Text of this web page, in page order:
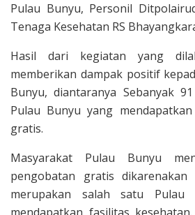
Pulau Bunyu, Personil
Tenaga Kesehatan RS
Hasil dari kegiatan yang
memberikan dampak positif
Bunyu, diantaranya Sebanyak
Pulau Bunyu yang
gratis.
Masyarakat Pulau Bunyu
pengobatan gratis
merupakan salah satu